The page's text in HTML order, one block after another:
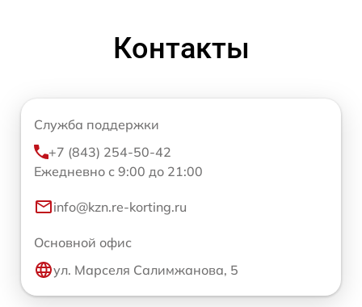
Контакты
Служба поддержки
+7 (843) 254-50-42
Ежедневно с 9:00 до 21:00
info@kzn.re-korting.ru
Основной офис
ул. Марселя Салимжанова, 5